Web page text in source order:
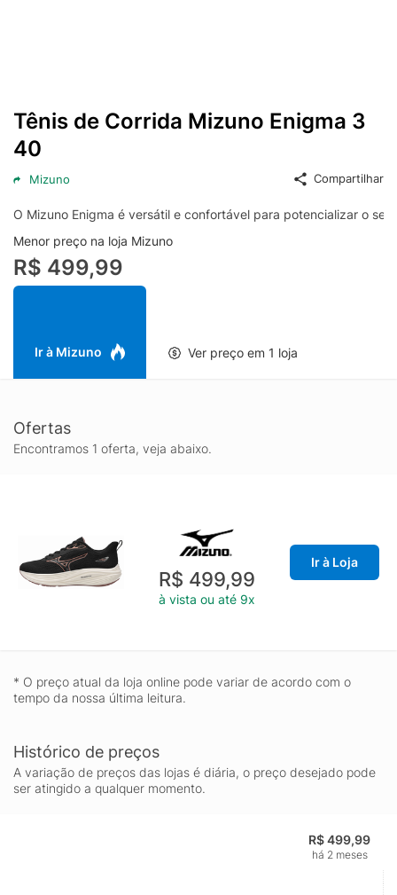
Tênis de Corrida Mizuno Enigma 3
40
Mizuno Compartilhar
O Mizuno Enigma é versátil e confortável para potencializar o
Menor preço na loja Mizuno
R$ 499,99
Ir à Mizuno Ver preço em 1 loja
Ofertas
Encontramos 1 oferta, veja abaixo.
R$ 499,99
à vista ou até 9x
Ir à Loja
* O preço atual da loja online pode variar de acordo com o
tempo da nossa última leitura.
Histórico de preços
A variação de preços das lojas é diária, o preço desejado pode
ser atingido a qualquer momento.
R$ 499,99
há 2 meses